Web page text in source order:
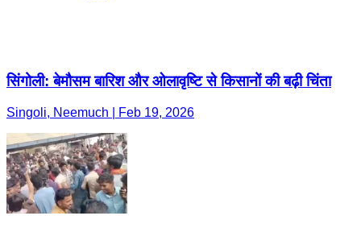
सिंगोली: बेमौसम बारिश और ओलावृष्टि से किसानों की बढ़ी चिंता
Singoli, Neemuch | Feb 19, 2026